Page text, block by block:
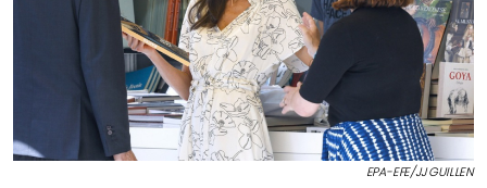
EPA-EFE/JJ GUILLEN